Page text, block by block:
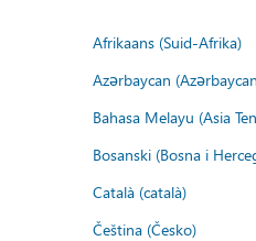
Afrikaans (Suid-Afrika)
Azərbaycan
Bahasa Melayu (Asia
Bosanski (Bosna i
Català (català)
Čeština (Česko)